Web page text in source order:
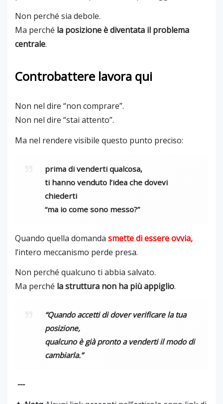
Non perché sia debole.
Ma perché la posizione è diventata il problema
centrale.
Controbattere lavora qui
Non nel dire “non comprare”.
Non nel dire “stai attento”.
Ma nel rendere visibile questo punto preciso:
prima di venderti qualcosa,
ti hanno venduto l’idea che dovevi
chiederti
“ma io come sono messo?”
Quando quella domanda smette di essere ovvia,
l’intero meccanismo perde presa.
Non perché qualcuno ti abbia salvato.
Ma perché la struttura non ha più appiglio.
“Quando accetti di dover verificare la tua
posizione,
qualcuno è già pronto a venderti il modo di
cambiarla.”
---